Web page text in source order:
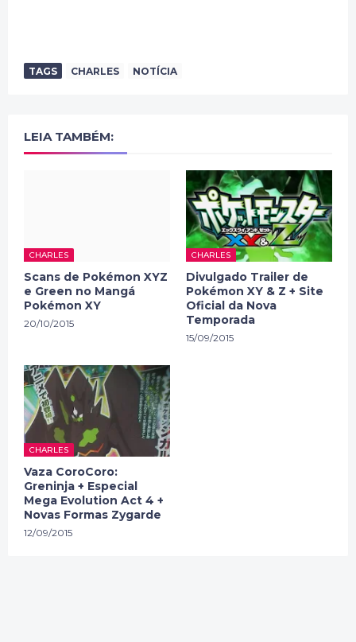
TAGS CHARLES NOTÍCIA
LEIA TAMBÉM:
CHARLES
Scans de Pokémon XYZ
e Green no Mangá
Pokémon XY
20/10/2015
CHARLES
Divulgado Trailer de
Pokémon XY & Z + Site
Oficial da Nova
Temporada
15/09/2015
CHARLES
Vaza CoroCoro:
Greninja + Especial
Mega Evolution Act 4 +
Novas Formas Zygarde
12/09/2015